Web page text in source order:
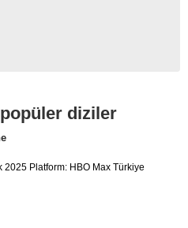
diziler
2025 Platform: HBO Max Türkiye